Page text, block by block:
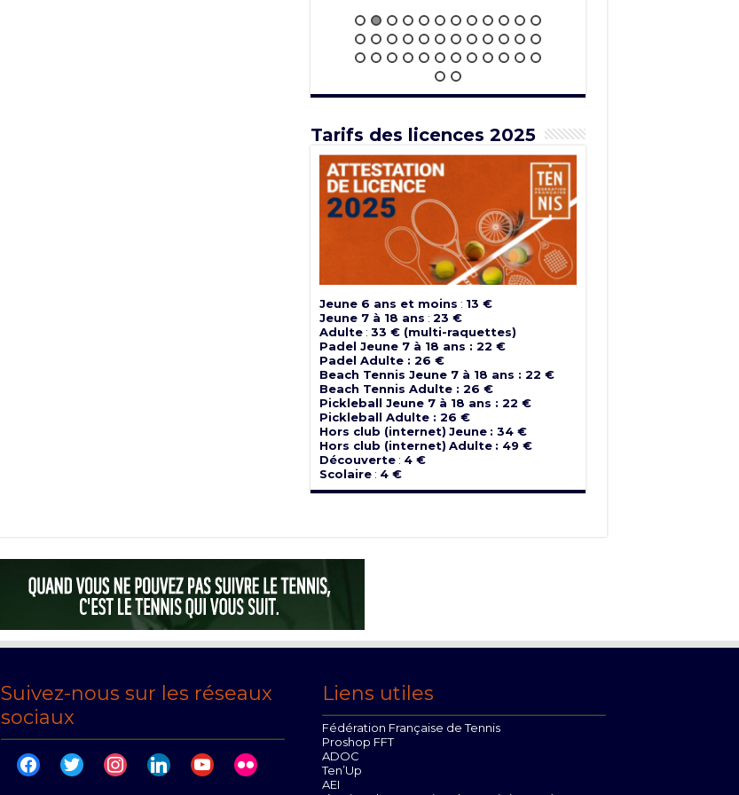
Tarifs des licences 2025
Jeune 6 ans et moins : 13 €
Jeune 7 à 18 ans : 23 €
Adulte: 33 € (multi-raquettes)
Padel Jeune 7 à 18 ans : 22 €
Padel Adulte : 26 €
Beach Tennis Jeune 7 à 18 ans : 22 €
Beach Tennis Adulte : 26 €
Pickleball Jeune 7 à 18 ans : 22 €
Pickleball Adulte : 26 €
Hors club (internet) Jeune : 34 €
Hors club (internet) Adulte : 49 €
Découverte: 4 €
Scolaire: 4 €
Suivez-nous sur les réseaux
sociaux
facebooktwitter instagramlinkedinyoutubeflickr
Liens utiles
Fédération Française de Tennis
Proshop FFT
ADOC
Ten’Up
AEI